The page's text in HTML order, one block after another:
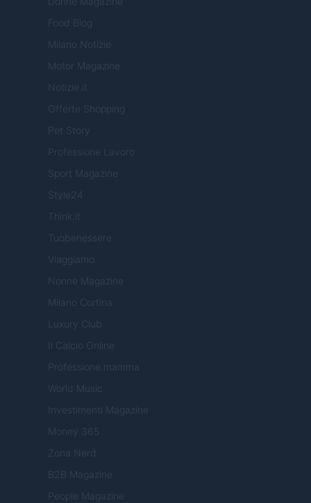
Food Blog
Milano Notizie
Motor Magazine
Notizie.it
Offerte Shopping
Pet Story
Professione Lavoro
Sport Magazine
Style24
Think.it
Tuobenessere
Viaggiamo
Nonne Magazine
Milano Cortina
Luxury Club
Il Calcio Online
Professione mamma
World Music
Investimenti Magazine
Money 365
Zona Nerd
B2B Magazine
People Magazine